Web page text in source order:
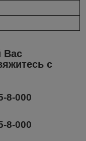
Вас
с
8-000
8-000